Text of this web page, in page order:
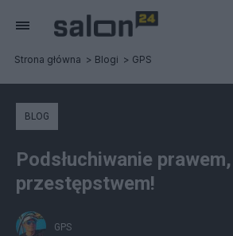
Strona główna Blogi GPS
BLOG
Podsłuchiwanie
przestępstwem!
GPS